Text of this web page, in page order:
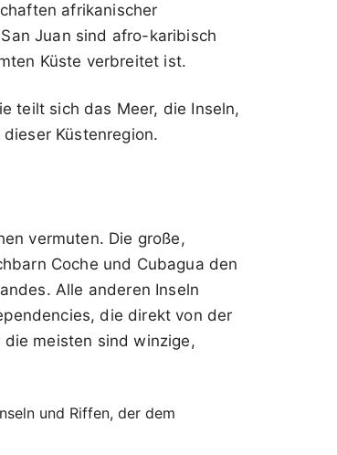
afrikanischer
Juan sind afro-karibisch
Küste verbreitet ist.
teilt sich das Meer, die Inseln,
Küstenregion.
vermuten. Die große,
Coche und Cubagua den
Alle anderen Inseln
die direkt von der
meisten sind winzige,
und Riffen, der dem